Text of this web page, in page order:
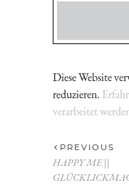
Diese Website
reduzieren.
verarbeitet
PREVIOUS
HAPPY ME ||